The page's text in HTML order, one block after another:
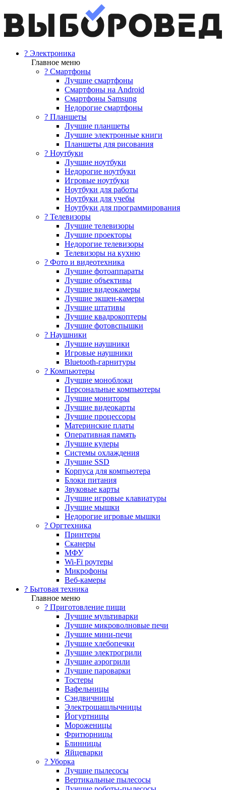
? Электроника
Главное меню
? Смартфоны
Лучшие смартфоны
Смартфоны на Android
Смартфоны Samsung
Недорогие смартфоны
? Планшеты
Лучшие планшеты
Лучшие электронные книги
Планшеты для рисования
? Ноутбуки
Лучшие ноутбуки
Недорогие ноутбуки
Игровые ноутбуки
Ноутбуки для работы
Ноутбуки для учебы
Ноутбуки для программирования
? Телевизоры
Лучшие телевизоры
Лучшие проекторы
Недорогие телевизоры
Телевизоры на кухню
? Фото и видеотехника
Лучшие фотоаппараты
Лучшие объективы
Лучшие видеокамеры
Лучшие экшен-камеры
Лучшие штативы
Лучшие квадрокоптеры
Лучшие фотовспышки
? Наушники
Лучшие наушники
Игровые наушники
Bluetooth-гарнитуры
?️ Компьютеры
Лучшие моноблоки
Персональные компьютеры
Лучшие мониторы
Лучшие видеокарты
Лучшие процессоры
Материнские платы
Оперативная память
Лучшие кулеры
Системы охлаждения
Лучшие SSD
Корпуса для компьютера
Блоки питания
Звуковые карты
Лучшие игровые клавиатуры
Лучшие мышки
Недорогие игровые мышки
?️ Оргтехника
Принтеры
Сканеры
МФУ
Wi-Fi роутеры
Микрофоны
Веб-камеры
? Бытовая техника
Главное меню
? Приготовление пищи
Лучшие мультиварки
Лучшие микроволновые печи
Лучшие мини-печи
Лучшие хлебопечки
Лучшие электрогрили
Лучшие аэрогрили
Лучшие пароварки
Тостеры
Вафельницы
Сэндвичницы
Электрошашлычницы
Йогуртницы
Мороженицы
Фритюрницы
Блинницы
Яйцеварки
? Уборка
Лучшие пылесосы
Вертикальные пылесосы